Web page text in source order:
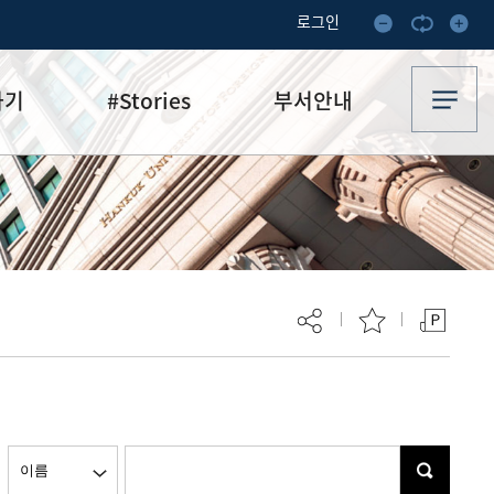
로그인
#Stories
기부·수혜스토리
기금소식
이달의 기부자
부서안내
업무안내
오시는 길